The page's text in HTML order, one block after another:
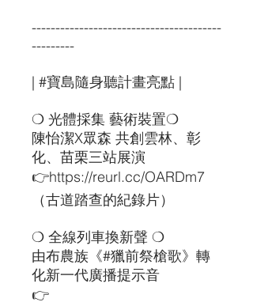
----------------------------------------
---------
| #寶島隨身聽計畫亮點 |
❍ 光體採集 藝術裝置❍
陳怡潔X眾森 共創雲林、彰
化、苗栗三站展演
👉https://reurl.cc/OARDm7
（古道踏查的紀錄片）
❍ 全線列車換新聲 ❍
由布農族《#獵前祭槍歌》轉
化新一代廣播提示音
👉